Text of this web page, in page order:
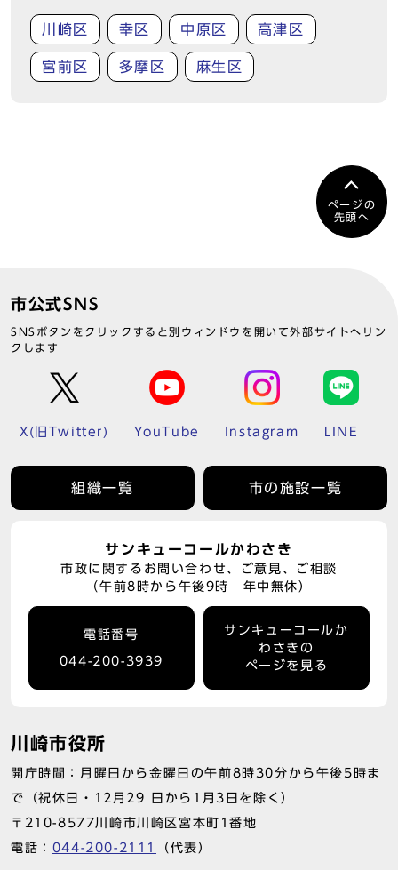
川崎区 幸区 中原区 高津区
宮前区 多摩区 麻生区
ページの
先頭へ
市公式SNS
SNSボタンをクリックすると別ウィンドウを開いて外部サイトへリン
クします
X(旧Twitter) YouTube Instagram LINE
組織一覧 市の施設一覧
サンキューコールかわさき
市政に関するお問い合わせ、ご意見、ご相談
（午前8時から午後9時 年中無休）
電話番号
044-200-3939
サンキューコールか
わさきの
ページを見る
川崎市役所
開庁時間：月曜日から金曜日の午前8時30分から午後5時ま
で（祝休日・12月29 日から1月3日を除く）
〒210-8577川崎市川崎区宮本町1番地
電話： 044-200-2111 （代表）